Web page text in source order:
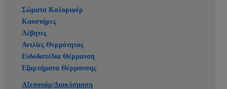
Σώματα Καλοριφέρ
Καυστήρες
Λέβητες
Αντλίες Θερμότητας
Ενδοδαπέδια Θέρμανση
Εξαρτήματα Θέρμανσης
Αξεσουάρ/Διακόσμηση